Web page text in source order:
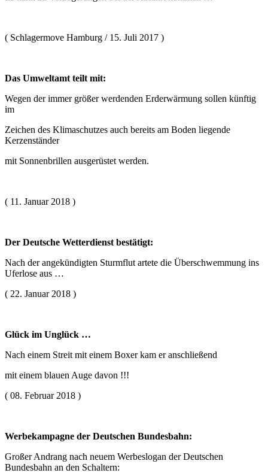
( Schlagermove Hamburg / 15. Juli 2017 )
Das Umweltamt teilt mit:
Wegen der immer größer werdenden Erderwärmung sollen künftig
im
Zeichen des Klimaschutzes auch bereits am Boden liegende
Kerzenständer
mit Sonnenbrillen ausgerüstet werden.
( 11. Januar 2018 )
Der Deutsche Wetterdienst bestätigt:
Nach der angekündigten Sturmflut artete die Überschwemmung ins
Uferlose aus …
( 22. Januar 2018 )
Glück im Unglück …
Nach einem Streit mit einem Boxer kam er anschließend
mit einem blauen Auge davon !!!
( 08. Februar 2018 )
Werbekampagne der Deutschen Bundesbahn:
Großer Andrang nach neuem Werbeslogan der Deutschen
Bundesbahn an den Schaltern: